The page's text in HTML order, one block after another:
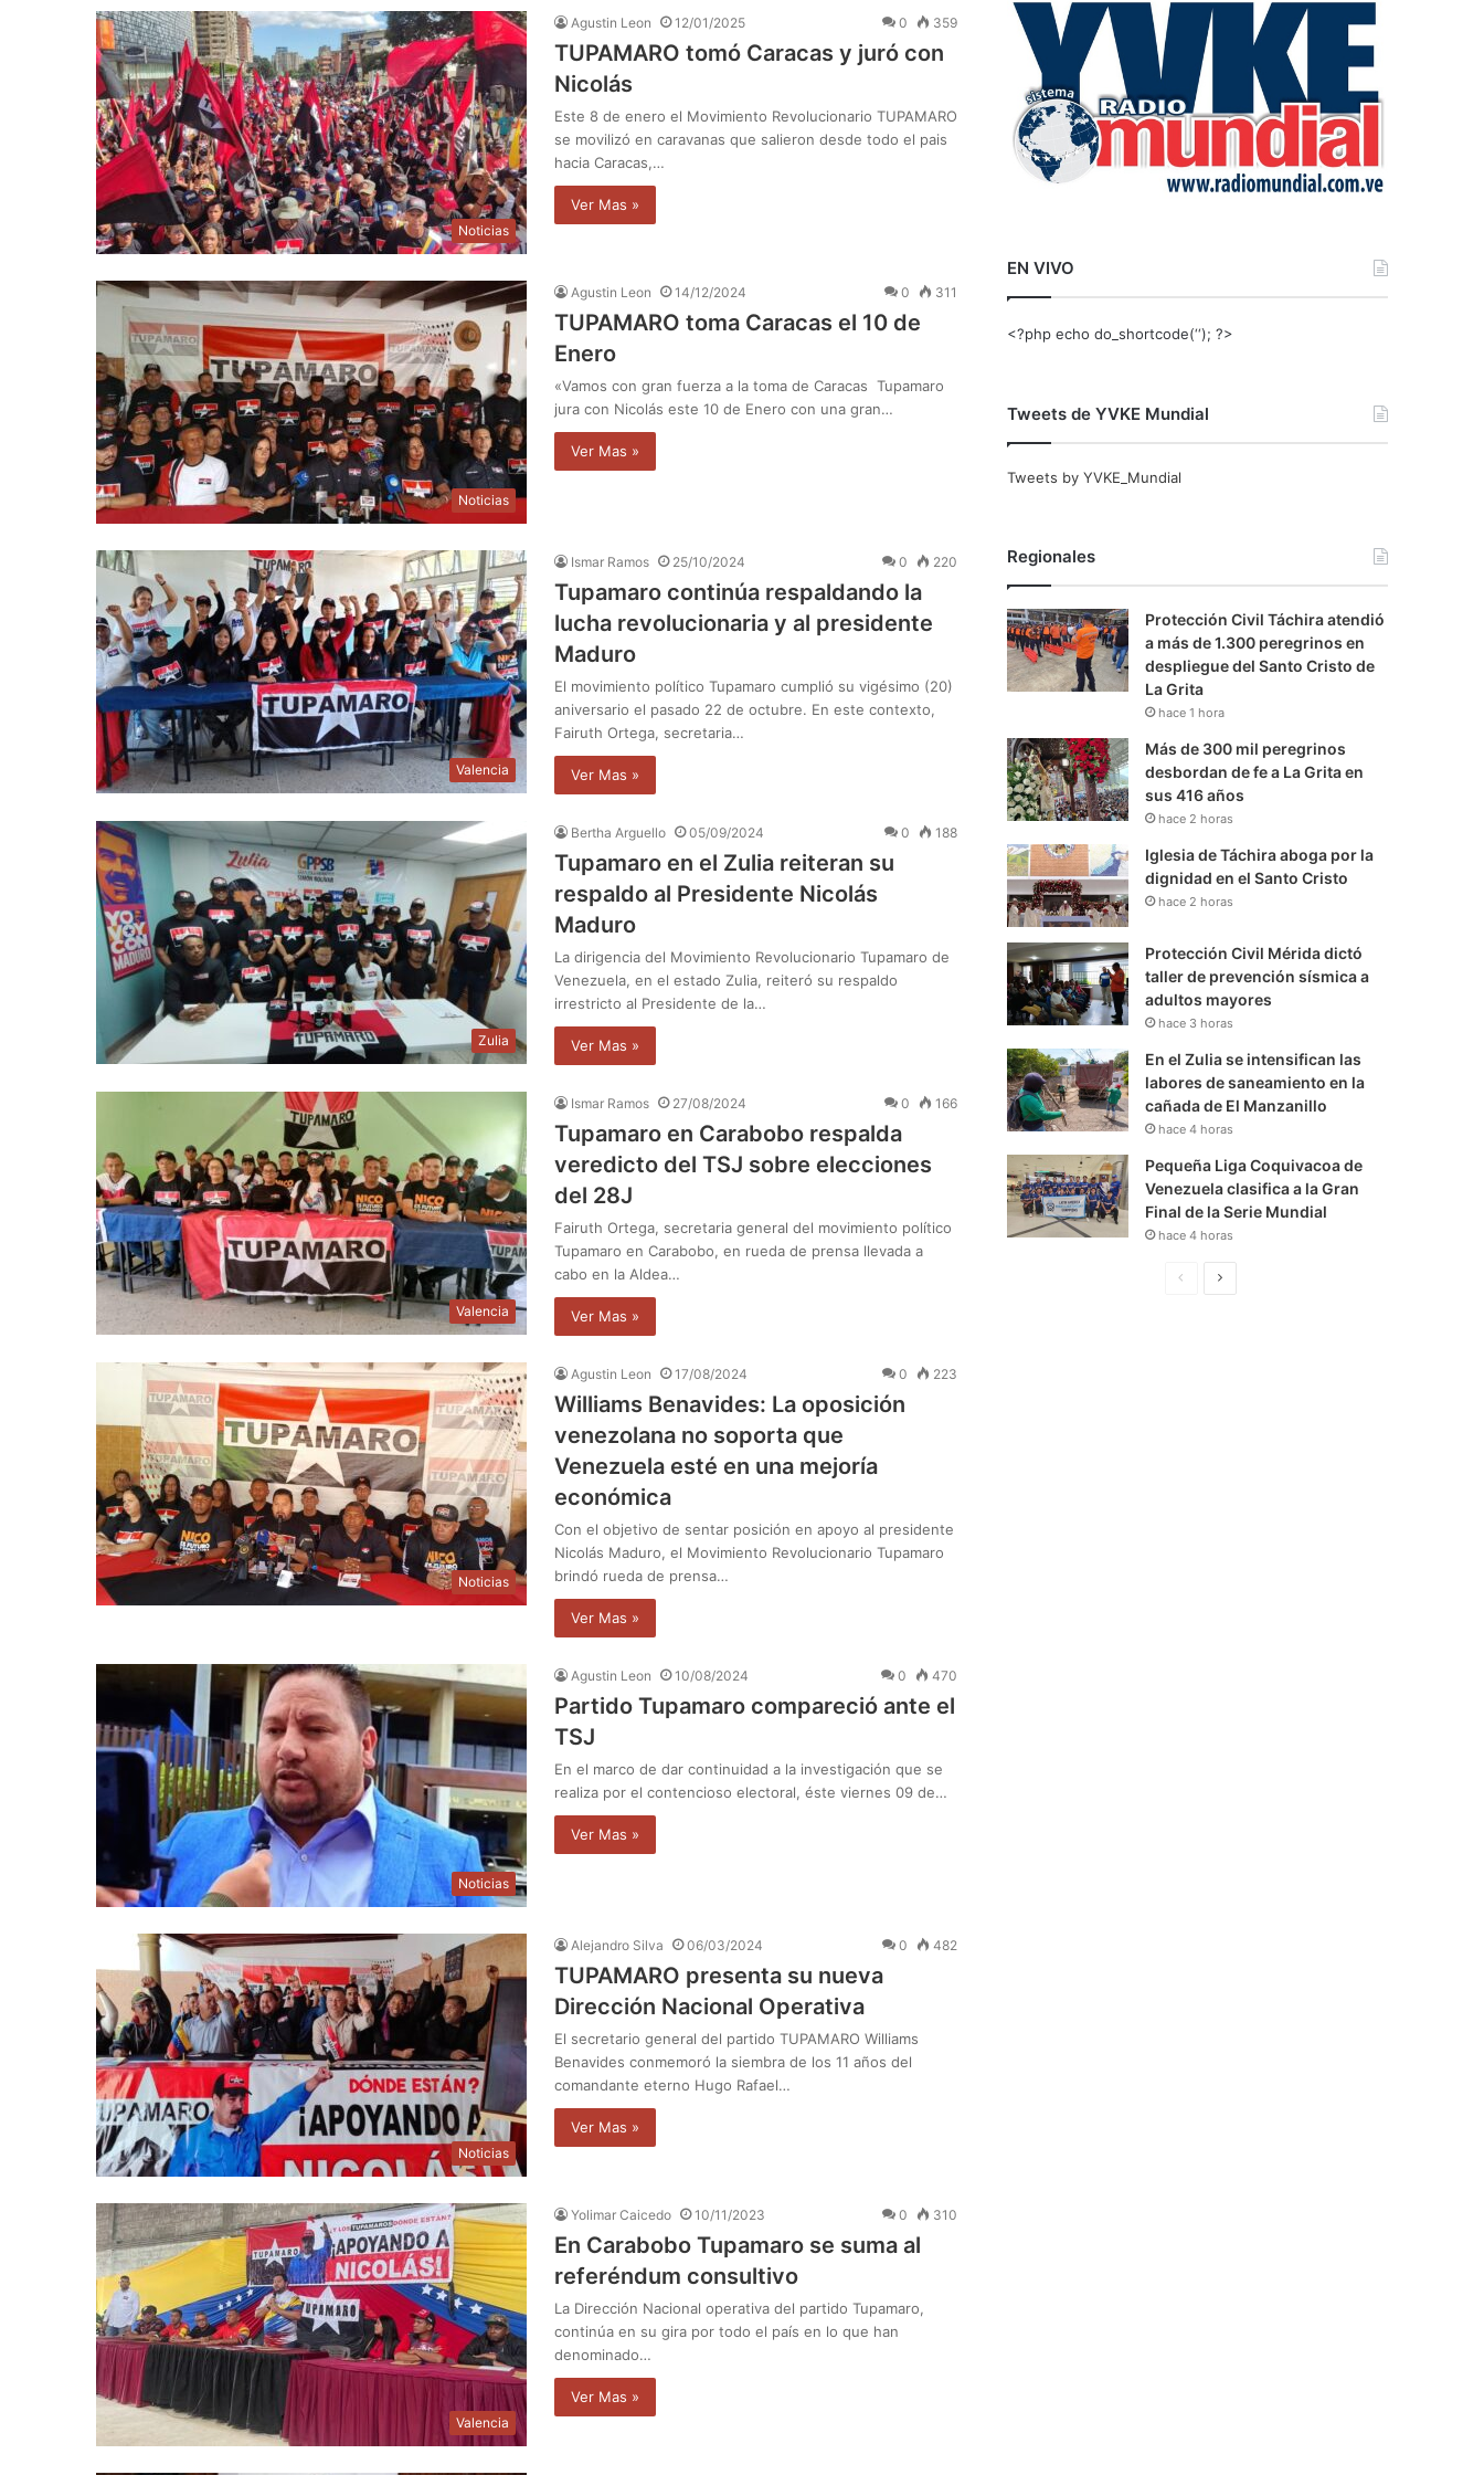
Noticias
Agustin Leon 12/01/2025 0 359
TUPAMARO tomó Caracas y juró con
Nicolás
Este 8 de enero el Movimiento Revolucionario TUPAMARO
se movilizó en caravanas que salieron desde todo el pais
hacia Caracas,…
Ver Mas »
Noticias
Agustin Leon 14/12/2024 0 311
TUPAMARO toma Caracas el 10 de
Enero
«Vamos con gran fuerza a la toma de Caracas Tupamaro
jura con Nicolás este 10 de Enero con una gran…
Ver Mas »
Valencia
Ismar Ramos 25/10/2024 0 220
Tupamaro continúa respaldando la
lucha revolucionaria y al presidente
Maduro
El movimiento político Tupamaro cumplió su vigésimo (20)
aniversario el pasado 22 de octubre. En este contexto,
Fairuth Ortega, secretaria…
Ver Mas »
Zulia
Bertha Arguello 05/09/2024 0 188
Tupamaro en el Zulia reiteran su
respaldo al Presidente Nicolás
Maduro
La dirigencia del Movimiento Revolucionario Tupamaro de
Venezuela, en el estado Zulia, reiteró su respaldo
irrestricto al Presidente de la…
Ver Mas »
Valencia
Ismar Ramos 27/08/2024 0 166
Tupamaro en Carabobo respalda
veredicto del TSJ sobre elecciones
del 28J
Fairuth Ortega, secretaria general del movimiento político
Tupamaro en Carabobo, en rueda de prensa llevada a
cabo en la Aldea…
Ver Mas »
Noticias
Agustin Leon 17/08/2024 0 223
Williams Benavides: La oposición
venezolana no soporta que
Venezuela esté en una mejoría
económica
Con el objetivo de sentar posición en apoyo al presidente
Nicolás Maduro, el Movimiento Revolucionario Tupamaro
brindó rueda de prensa…
Ver Mas »
Noticias
Agustin Leon 10/08/2024 0 470
Partido Tupamaro compareció ante el
TSJ
En el marco de dar continuidad a la investigación que se
realiza por el contencioso electoral, éste viernes 09 de…
Ver Mas »
Noticias
Alejandro Silva 06/03/2024 0 482
TUPAMARO presenta su nueva
Dirección Nacional Operativa
El secretario general del partido TUPAMARO Williams
Benavides conmemoró la siembra de los 11 años del
comandante eterno Hugo Rafael…
Ver Mas »
Valencia
Yolimar Caicedo 10/11/2023 0 310
En Carabobo Tupamaro se suma al
referéndum consultivo
La Dirección Nacional operativa del partido Tupamaro,
continúa en su gira por todo el país en lo que han
denominado…
Ver Mas »
r
EN VIVO
<?php echo do_shortcode(‘‘); ?>
Tweets de YVKE Mundial
Tweets by YVKE_Mundial
Regionales
Protección Civil Táchira atendió
a más de 1.300 peregrinos en
despliegue del Santo Cristo de
La Grita
hace 1 hora
Más de 300 mil peregrinos
desbordan de fe a La Grita en
sus 416 años
hace 2 horas
Iglesia de Táchira aboga por la
dignidad en el Santo Cristo
hace 2 horas
Protección Civil Mérida dictó
taller de prevención sísmica a
adultos mayores
hace 3 horas
En el Zulia se intensifican las
labores de saneamiento en la
cañada de El Manzanillo
hace 4 horas
Pequeña Liga Coquivacoa de
Venezuela clasifica a la Gran
Final de la Serie Mundial
hace 4 horas
S